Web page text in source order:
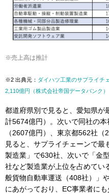
※売上高は推計
※2 出典元： ダイハツ⼯業のサプライチ
2,110億円（株式会社帝国データバンク）
都道府県別で見ると、愛知県が
計5674億円）。次いで同社の
（2607億円）、東京都562社
見ると、サプライチェーンで
製造業」で630社、次いで「金
社など製造業が上位を占めてい
般貨物自動車運送（408社）」
にあがっており、EC事業者に